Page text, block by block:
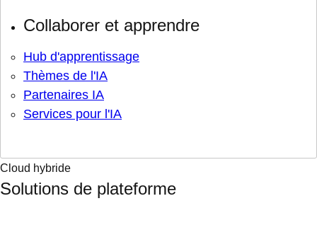
Collaborer et apprendre
Hub d'apprentissage
Thèmes de l'IA
Partenaires IA
Services pour l'IA
Cloud hybride
Solutions de plateforme